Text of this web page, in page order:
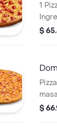
1
Zero
$
$